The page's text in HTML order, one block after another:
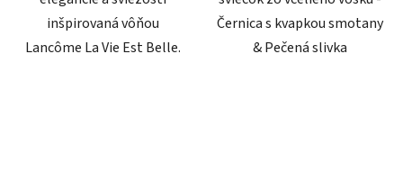
inšpirovaná vôňou
Lancôme La Vie Est Belle.
Černica s kvapkou smotany
& Pečená slivka